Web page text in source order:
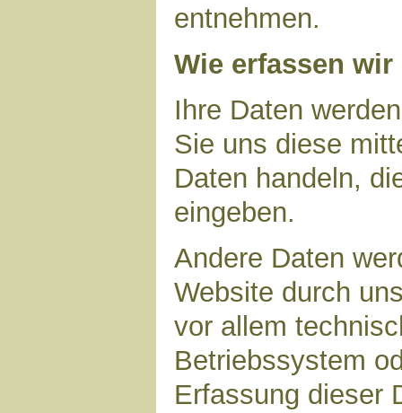
entnehmen.
Wie erfassen wir
Ihre Daten
Sie uns diese
Daten handeln,
eingeben.
Andere Daten
Website durch
vor allem
Betriebssystem
Erfassung dieser